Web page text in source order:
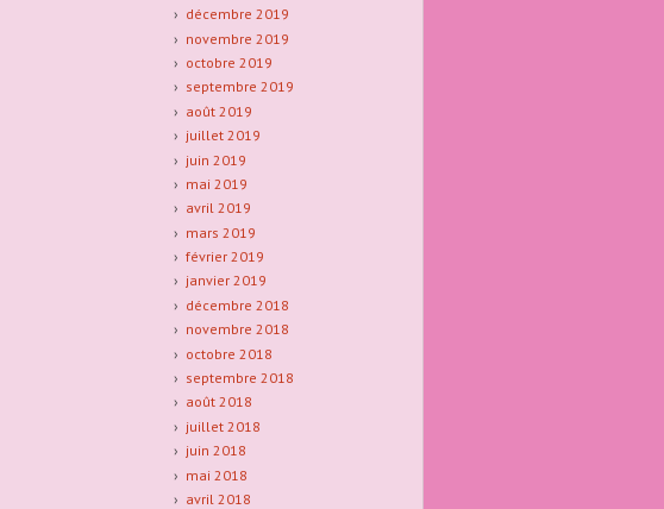
décembre 2019
novembre 2019
octobre 2019
septembre 2019
août 2019
juillet 2019
juin 2019
mai 2019
avril 2019
mars 2019
février 2019
janvier 2019
décembre 2018
novembre 2018
octobre 2018
septembre 2018
août 2018
juillet 2018
juin 2018
mai 2018
avril 2018